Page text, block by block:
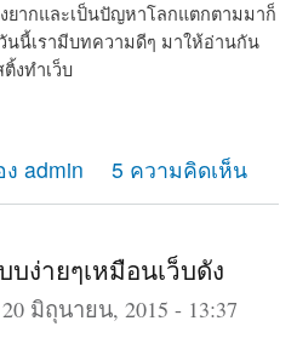
ยากและเป็นปัญหาโลกแตกตามมาก็
นนี้เรามีบทความดีๆ มาให้อ่านกัน
งทำเว็บ
นะนำการเช่าโฮสติ้งทำเว็บ
admin 5 ความคิดเห็น
บง่ายๆเหมือนเว็บดัง
มิถุนายน, 2015 - 13:37